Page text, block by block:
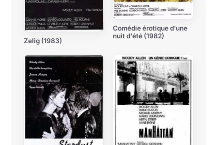
Zelig (1983)
Comédie érotique d'une
nuit d'été (1982)